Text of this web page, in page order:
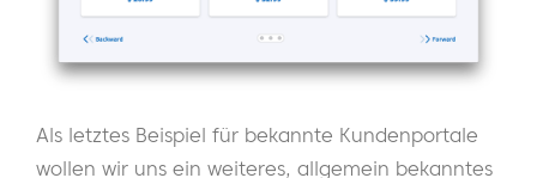
Als letztes Beispiel für bekannte Kundenportale
wollen wir uns ein weiteres, allgemein bekanntes